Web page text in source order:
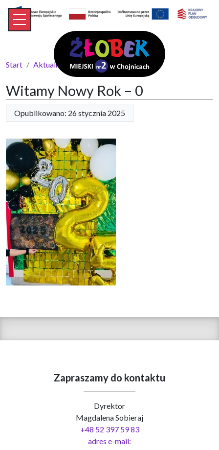
Start Aktualności Witamy Nowy Rok – 0
Witamy Nowy Rok – 0
Opublikowano: 26 stycznia 2025
Zapraszamy do kontaktu
Dyrektor
Magdalena Sobieraj
+48 52 397 59 83
adres e-mail: